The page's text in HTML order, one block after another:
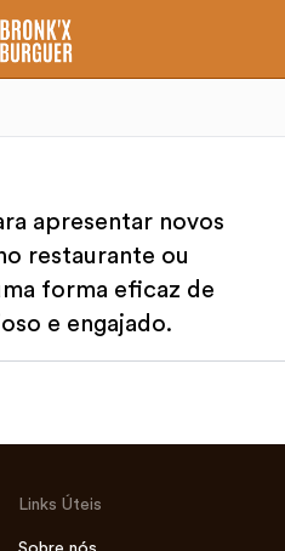
apresentar novos
restaurante ou
forma eficaz de
e engajado.
Links Úteis